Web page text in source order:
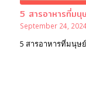
5 สารอาหารที่มนุ
September 24,
5 สารอาหารที่มนุษ